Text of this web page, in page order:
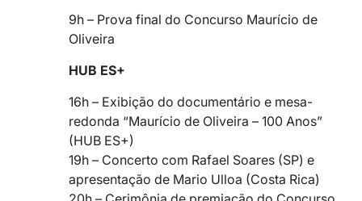
9h – Prova final do Concurso Maurício de
Oliveira
HUB ES+
16h – Exibição do documentário e mesa-
redonda “Maurício de Oliveira – 100 Anos”
(HUB ES+)
19h – Concerto com Rafael Soares (SP) e
apresentação de Mario Ulloa (Costa Rica)